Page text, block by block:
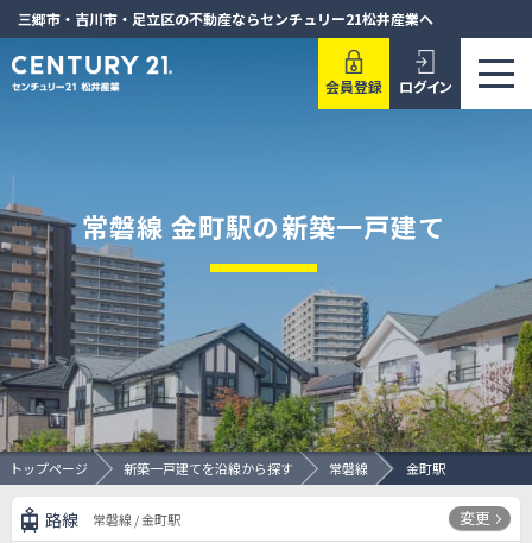
三郷市・吉川市・足立区の不動産ならセンチュリー21松井産業へ
会員登録 ログイン
トップページ 新築一戸建てを沿線から探す 常磐線 金町駅
常磐線 金町駅の新築一戸建て
路線 常磐線 / 金町駅 変更